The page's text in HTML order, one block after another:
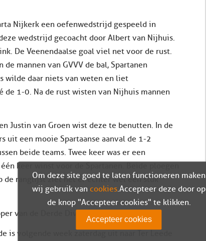
Nijkerk een oefenwedstrijd gespeeld in
wedstrijd gecoacht door Albert van Nijhuis.
De Veenendaalse goal viel net voor de rust.
mannen van GVVV de bal, Spartanen
wilde daar niets van weten en liet
1-0. Na de rust wisten van Nijhuis mannen
Justin van Groen wist deze te benutten. In de
uit een mooie Spartaanse aanval de 1-2
beide teams. Twee keer was er een
keer winst voor de Spartanen. Beide ploegen
de ranglijst ziet het er echter wel een stuk
van de Derde Divisie zaterdag.
is volgende week zaterdag uit naar Ter Leede
Om deze site goed te laten functioneren maken
wij gebruik van cookies. Accepteer deze door op
de knop "Accepteer cookies" te klikken.
Accepteer cookies